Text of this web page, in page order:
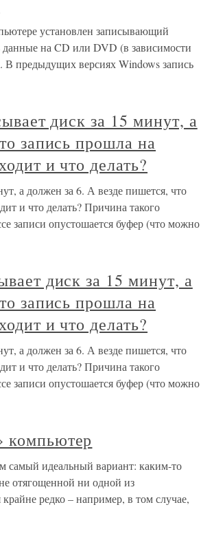
установлен записывающий
на CD или DVD (в зависимости
В предыдущих версиях Windows запись
диск за 15 минут, а
запись прошла на
и что делать?
а должен за 6. А везде пишется, что
и что делать? Причина такого
записи опустошается буфер (что можно
диск за 15 минут, а
запись прошла на
и что делать?
а должен за 6. А везде пишется, что
и что делать? Причина такого
записи опустошается буфер (что можно
компьютер
самый идеальный вариант: каким-то
отягощенной ни одной из
редко – например, в том случае,